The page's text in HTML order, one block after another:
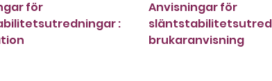
för
:
Anvisningar för
brukaranvisning